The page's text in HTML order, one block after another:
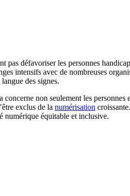
défavoriser les personnes
intensifs avec de nombreuses
des signes.
non seulement les personnes
exclus de la numérisation
numérique équitable et inclusive.